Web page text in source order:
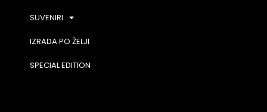
SUVENIRI
IZRADA PO ŽELJI
SPECIAL EDITION